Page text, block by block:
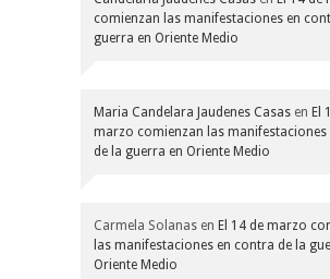
comienzan las manifestaciones en
guerra en Oriente Medio
Maria Candelara Jaudenes Casas en El
marzo comienzan las manifestaciones
de la guerra en Oriente Medio
Carmela Solanas en El 14 de marzo
las manifestaciones en contra de la
Oriente Medio